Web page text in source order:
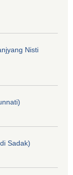
Nisti
Sadak)